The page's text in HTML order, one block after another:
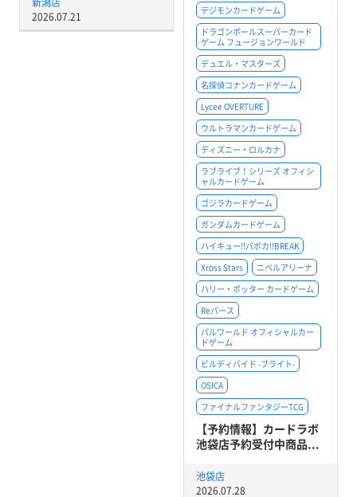
デジモンカードゲーム
ドラゴンボールスーパーカード
ゲーム フュージョンワールド
デュエル・マスターズ
名探偵コナンカードゲーム
Lycee OVERTURE
ウルトラマンカードゲーム
ディズニー・ロルカナ
ラブライブ！シリーズ オフィシ
ャルカードゲーム
ゴジラカードゲーム
ガンダムカードゲーム
ハイキュー!!バボカ!!BREAK
Xross Stars
ニベルアリーナ
ハリー・ポッター カードゲーム
Reバース
パルワールド オフィシャルカー
ドゲーム
ビルディバイド -ブライト-
OSICA
ファイナルファンタジーTCG
【予約情報】カードラボ
池袋店予約受付中商品...
池袋店
2026.07.28
2026.07.21